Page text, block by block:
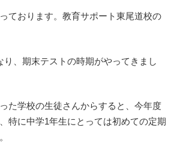
ております。教育サポート東尾道校の
り、期末テストの時期がやってきまし
た学校の生徒さんからすると、今年度
特に中学1年生にとっては初めての定期